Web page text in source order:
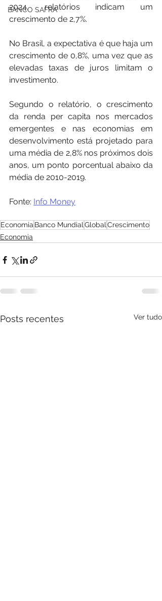
BANCO SAFRA
2024, relatórios indicam um
crescimento de 2,7%.
No Brasil, a expectativa é que haja um
crescimento de 0,8%, uma vez que as
elevadas taxas de juros limitam o
investimento.
Segundo o relatório, o crescimento
da renda per capita nos mercados
emergentes e nas economias em
desenvolvimento está projetado para
uma média de 2,8% nos próximos dois
anos, um ponto porcentual abaixo da
média de 2010-2019.
Fonte: Info Money
Economia Banco Mundial Global Crescimento
Economia
Posts recentes Ver tudo